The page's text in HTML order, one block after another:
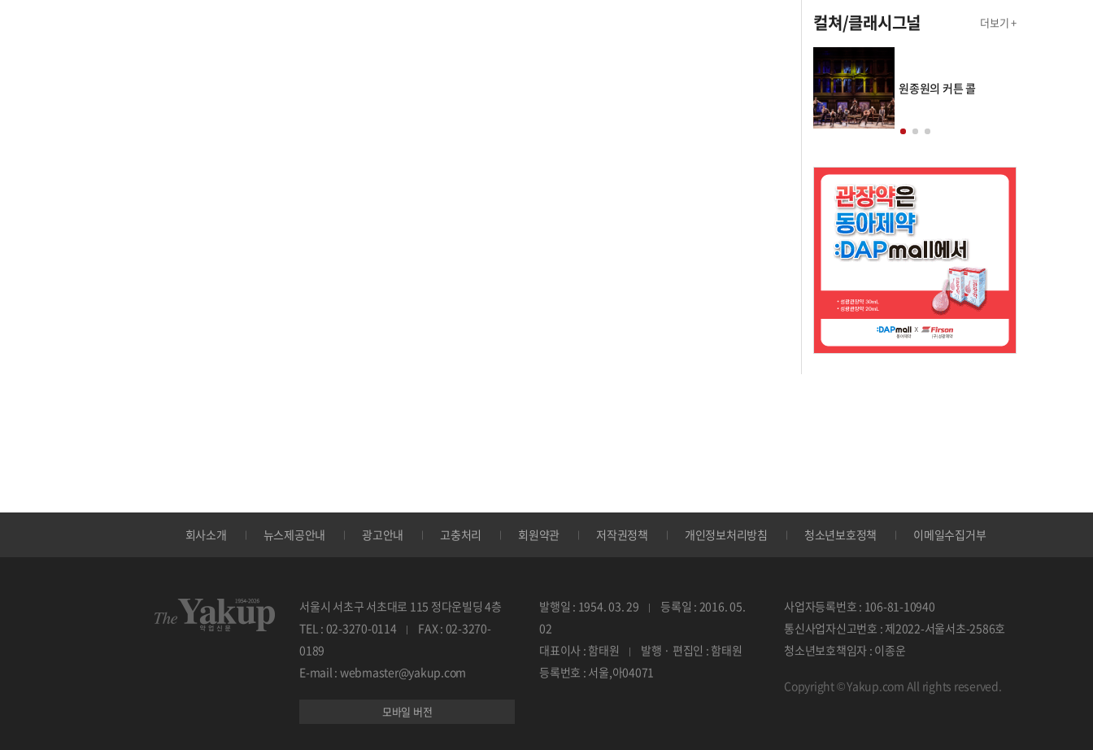
컬쳐/클래시그널 더보기 +
원종원의 커튼 콜
회사소개 뉴스제공안내 광고안내 고충처리 회원약관 저작권정책 개인정보처리방침 청소년보호정책 이메일수집거부
서울시 서초구 서초대로 115 정다운빌딩 4층
TEL : 02-3270-0114
FAX : 02-3270-
0189
E-mail : webmaster@yakup.com
모바일 버전
발행일 : 1954. 03. 29
등록일 : 2016. 05.
02
대표이사 : 함태원
발행 · 편집인 : 함태원
등록번호 : 서울,아04071
사업자등록번호 : 106-81-10940
통신사업자신고번호 : 제2022-서울서초-2586호
청소년보호책임자 : 이종운
Copyright © Yakup.com All rights reserved.